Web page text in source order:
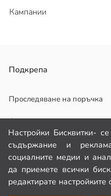
Настройки Бисквитки-
съдържание и
социалните медии и
да приемете всички
редактирате настройките
Кампании
Изработена от памучна
отпечатан дизайн.
Основен Плат:
Продавач:
Марка:
Пол:
Подходящ:
Плат:
Дебелина:
Подкрепа
Проследяване на поръчка
Формуляр за контакт
082 299 644
ПОМОЩ